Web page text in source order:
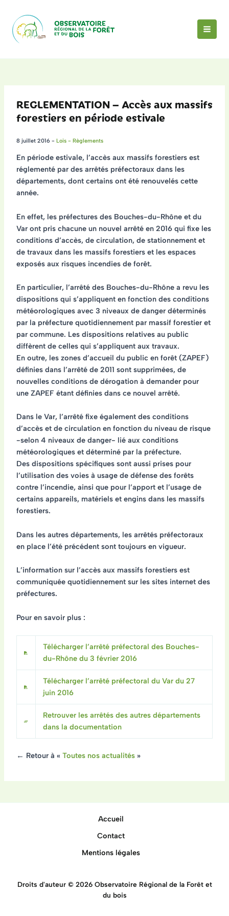
contenu
REGLEMENTATION – Accès aux massifs
forestiers en période estivale
8 juillet 2016 - Lois - Règlements
En période estivale, l’accès aux massifs forestiers est
réglementé par des arrêtés préfectoraux dans les
départements, dont certains ont été renouvelés cette
année.
En effet, les préfectures des Bouches-du-Rhôneet du
Varont pris chacune un nouvel arrêté en 2016 qui fixe les
conditions d’accès, de circulation, de stationnement et
de travaux dans les massifs forestiers et les espaces
exposés aux risques incendies de forêt.
En particulier, l’arrêté des Bouches-du-Rhône a revu les
dispositions qui s’appliquent en fonction des conditions
météorologiques avec 3 niveaux de dangerdéterminés
par la préfecture quotidiennement par massif forestier et
par commune. Les dispositions relatives au public
diffèrent de celles qui s’appliquent aux travaux.
En outre, les zones d’accueil du public en forêt (ZAPEF)
définies dans l’arrêté de 2011 sont supprimées, de
nouvelles conditions de dérogationà demander pour
une ZAPEF étant définies dans ce nouvel arrêté.
Dans le Var, l’arrêté fixe également des conditions
d’accès et de circulation en fonction du niveau de risque
-selon 4 niveaux de danger- lié aux conditions
météorologiqueset déterminé par la préfecture.
Des dispositions spécifiques sont aussi prises pour
l’utilisation des voies à usage de défense des forêts
contre l’incendie, ainsi que pour l’apport et l’usage de
certains appareils, matériels et engins dans les massifs
forestiers.
Dans les autres départements, les arrêtés préfectoraux
en place l’été précédent sont toujours en vigueur.
L’information sur l’accès aux massifs forestiers est
communiquée quotidiennement sur les sites internet des
préfectures.
Pour en savoir plus :
Télécharger l’arrêté préfectoral des Bouches-
du-Rhône du 3 février 2016
Télécharger l’arrêté préfectoral du Var du 27
juin 2016
Retrouver les arrêtés des autres départements
dans la documentation
← Retour à « Toutes nos actualités»
Accueil
Contact
Mentions légales
Droits d'auteur © 2026 Observatoire Régional de la Forêt et
du bois